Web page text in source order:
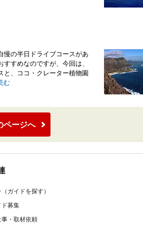
慢の半日ドライブコースがあ
すめなのですが、今回は、
と、ココ・クレーター植物園
む
ページへ
ガイドを探す）
ド募集
・取材依頼